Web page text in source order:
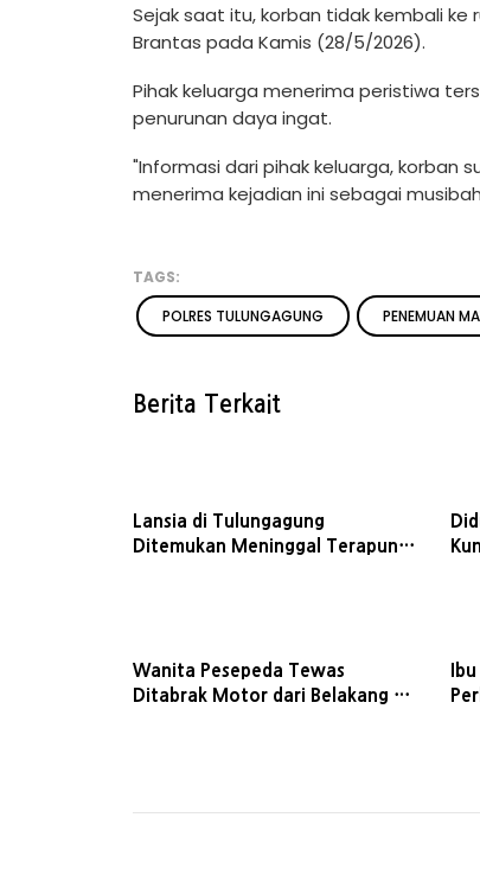
Sejak saat itu, korban tidak kembali
Brantas pada Kamis (28/5/2026).
Pihak keluarga menerima peristiwa
penurunan daya ingat.
"Informasi dari pihak keluarga, korban
menerima kejadian ini sebagai
TAGS:
POLRES TULUNGAGUNG
PENEMUAN
Berita Terkait
Lansia di Tulungagung
Ditemukan Meninggal Terapung
Wanita Pesepeda Tewas
Ditabrak Motor dari Belakang di